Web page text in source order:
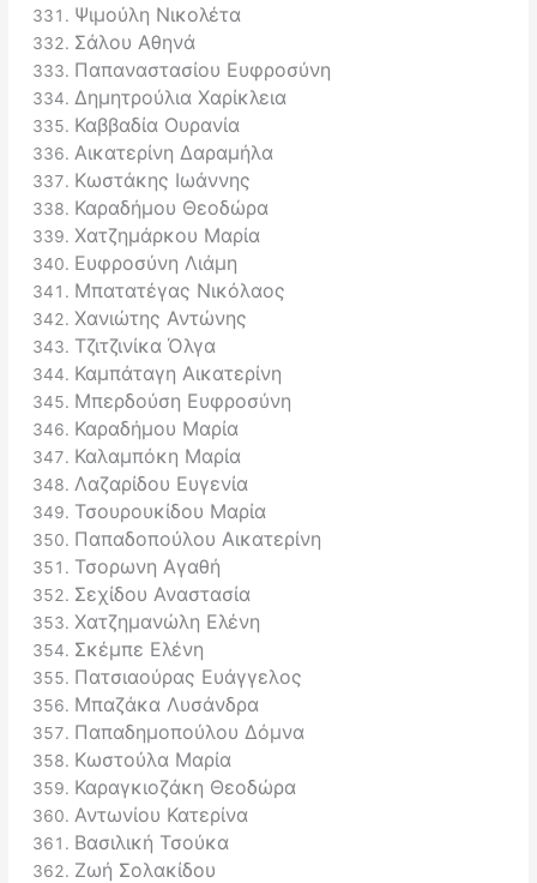
Ψιμούλη Νικολέτα
Σάλου Αθηνά
Παπαναστασίου Ευφροσύνη
Δημητρούλια Χαρίκλεια
Καββαδία Ουρανία
Αικατερίνη Δαραμήλα
Κωστάκης Ιωάννης
Καραδήμου Θεοδώρα
Χατζημάρκου Μαρία
Ευφροσύνη Λιάμη
Μπατατέγας Νικόλαος
Χανιώτης Αντώνης
Τζιτζινίκα Όλγα
Καμπάταγη Αικατερίνη
Μπερδούση Ευφροσύνη
Καραδήμου Μαρία
Καλαμπόκη Μαρία
Λαζαρίδου Ευγενία
Τσουρουκίδου Μαρία
Παπαδοπούλου Αικατερίνη
Τσορωνη Αγαθή
Σεχίδου Αναστασία
Χατζημανώλη Ελένη
Σκέμπε Ελένη
Πατσιαούρας Ευάγγελος
Μπαζάκα Λυσάνδρα
Παπαδημοπούλου Δόμνα
Κωστούλα Μαρία
Καραγκιοζάκη Θεοδώρα
Αντωνίου Κατερίνα
Βασιλική Τσούκα
Ζωή Σολακίδου